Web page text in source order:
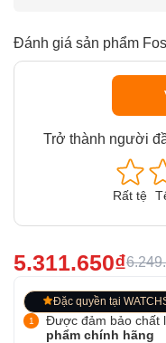
Đánh giá sản phẩm
Trở thành người
Rất tệ
5.311.650₫
Đặc quyền tại
Được đảm bảo chất
phẩm chính hãng